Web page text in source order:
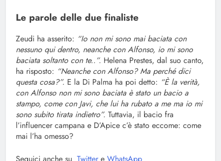
Le parole delle due finaliste
Zeudi ha asserito: “Io non mi sono mai baciata con
nessuno qui dentro, neanche con Alfonso, io mi sono
baciata soltanto con te..”. Helena Prestes, dal suo canto,
ha risposto: “Neanche con Alfonso? Ma perché dici
questa cosa?”. E la Di Palma ha poi detto: “È la verità,
con Alfonso non mi sono baciata è stato un bacio a
stampo, come con Javi, che lui ha rubato a me ma io mi
sono subito tirata indietro”. Tuttavia, il bacio fra
l’influencer campana e D’Apice c’è stato eccome: come
mai l’ha omesso?